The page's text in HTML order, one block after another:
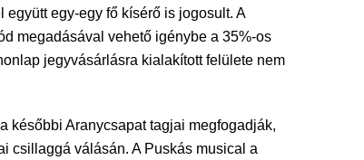
egy-egy fő kísérő is jogosult. A
megadásával vehető igénybe a 35%-os
jegyvásárlásra kialakított felülete nem
későbbi Aranycsapat tagjai megfogadják,
csillaggá válásán. A Puskás musical a